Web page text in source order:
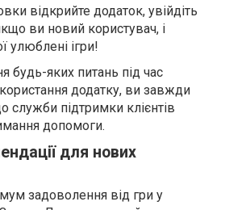
відкрийте додаток, увійдіть
ви новий користувач, і
улюблені ігри!
будь-яких питань під час
додатку, ви завжди
служби підтримки клієнтів
допомоги.
для нових
задоволення від гри у